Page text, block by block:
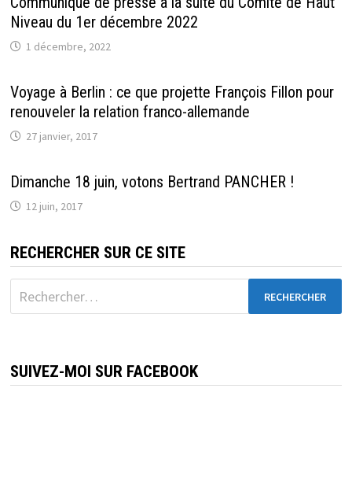
Niveau du 1er décembre 2022
1 décembre, 2022
Voyage à Berlin : ce que projette François Fillon pour
renouveler la relation franco-allemande
27 janvier, 2017
Dimanche 18 juin, votons Bertrand PANCHER !
12 juin, 2017
RECHERCHER SUR CE SITE
Rechercher :
SUIVEZ-MOI SUR FACEBOOK